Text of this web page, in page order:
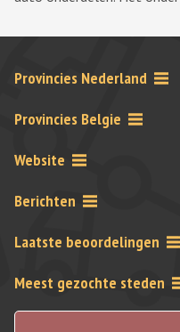
Provincies Nederland
Provincies Belgie
Website
Berichten
Laatste beoordelingen
Meest gezochte steden